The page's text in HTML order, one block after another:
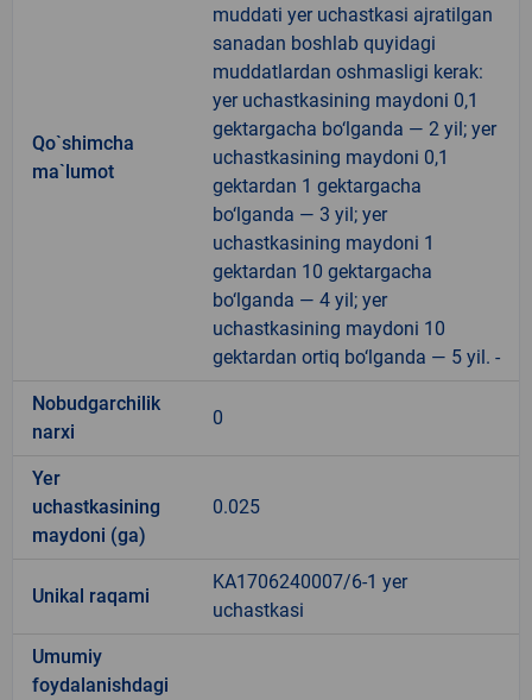
Qo`shimcha
ma`lumot
muddati yer uchastkasi ajratilgan
sanadan boshlab quyidagi
muddatlardan oshmasligi kerak:
yer uchastkasining maydoni 0,1
gektargacha bo‘lganda — 2 yil; yer
uchastkasining maydoni 0,1
gektardan 1 gektargacha
bo‘lganda — 3 yil; yer
uchastkasining maydoni 1
gektardan 10 gektargacha
bo‘lganda — 4 yil; yer
uchastkasining maydoni 10
gektardan ortiq bo‘lganda — 5 yil. -
Nobudgarchilik
narxi
0
Yer
uchastkasining
maydoni (ga)
0.025
Unikal raqami
KA1706240007/6-1 yer
uchastkasi
Umumiy
foydalanishdagi